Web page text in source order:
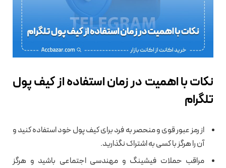
نکات با اهمیت در زمان استفاده از کیف پول
تلگرام
از رمز عبور قوی و منحصر به فرد برای کیف پول خود استفاده کنید و
آن را هرگز با کسی به اشتراک نگذارید.
مراقب حملات فیشینگ و مهندسی اجتماعی باشید و هرگز